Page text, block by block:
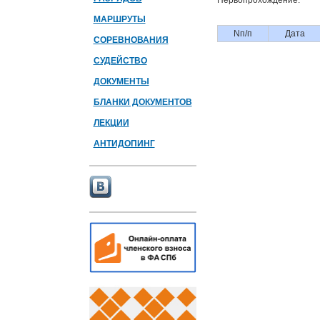
МАРШРУТЫ
СОРЕВНОВАНИЯ
СУДЕЙСТВО
ДОКУМЕНТЫ
БЛАНКИ ДОКУМЕНТОВ
ЛЕКЦИИ
АНТИДОПИНГ
Nп/п Дата